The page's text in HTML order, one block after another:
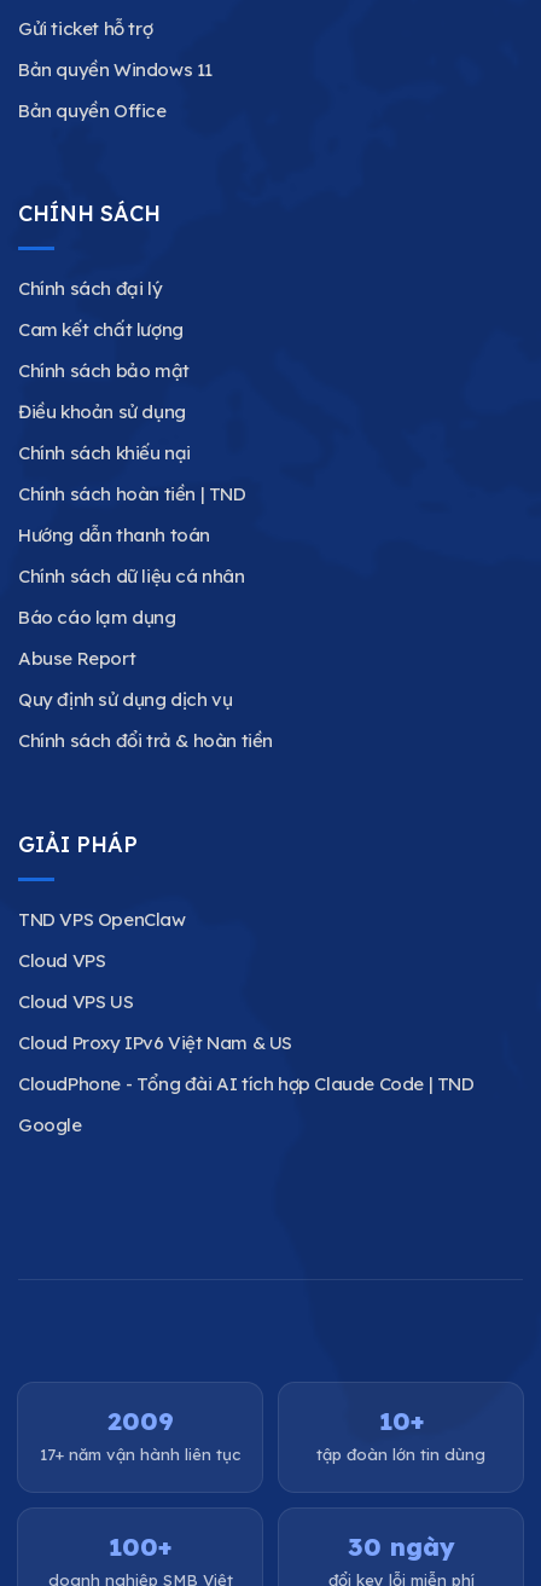
Gửi ticket hỗ trợ
Bản quyền Windows 11
Bản quyền Office
CHÍNH SÁCH
Chính sách đại lý
Cam kết chất lượng
Chính sách bảo mật
Điều khoản sử dụng
Chính sách khiếu nại
Chính sách hoàn tiền | TND
Hướng dẫn thanh toán
Chính sách dữ liệu cá nhân
Báo cáo lạm dụng
Abuse Report
Quy định sử dụng dịch vụ
Chính sách đổi trả & hoàn tiền
GIẢI PHÁP
TND VPS OpenClaw
Cloud VPS
Cloud VPS US
Cloud Proxy IPv6 Việt Nam & US
CloudPhone - Tổng đài AI tích hợp Claude Code | TND
Google
2009
17+ năm vận hành liên tục
10+
tập đoàn lớn tin dùng
100+
doanh nghiệp SMB Việt
30 ngày
đổi key lỗi miễn phí